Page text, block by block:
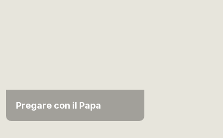
Pregare con il Papa